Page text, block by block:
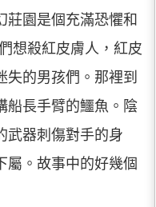
莊園是個充滿恐懼和
想殺紅皮膚人，紅皮
失的男孩們。那裡到
船長手臂的鱷魚。陰
武器刺傷對手的身
屬。故事中的好幾個